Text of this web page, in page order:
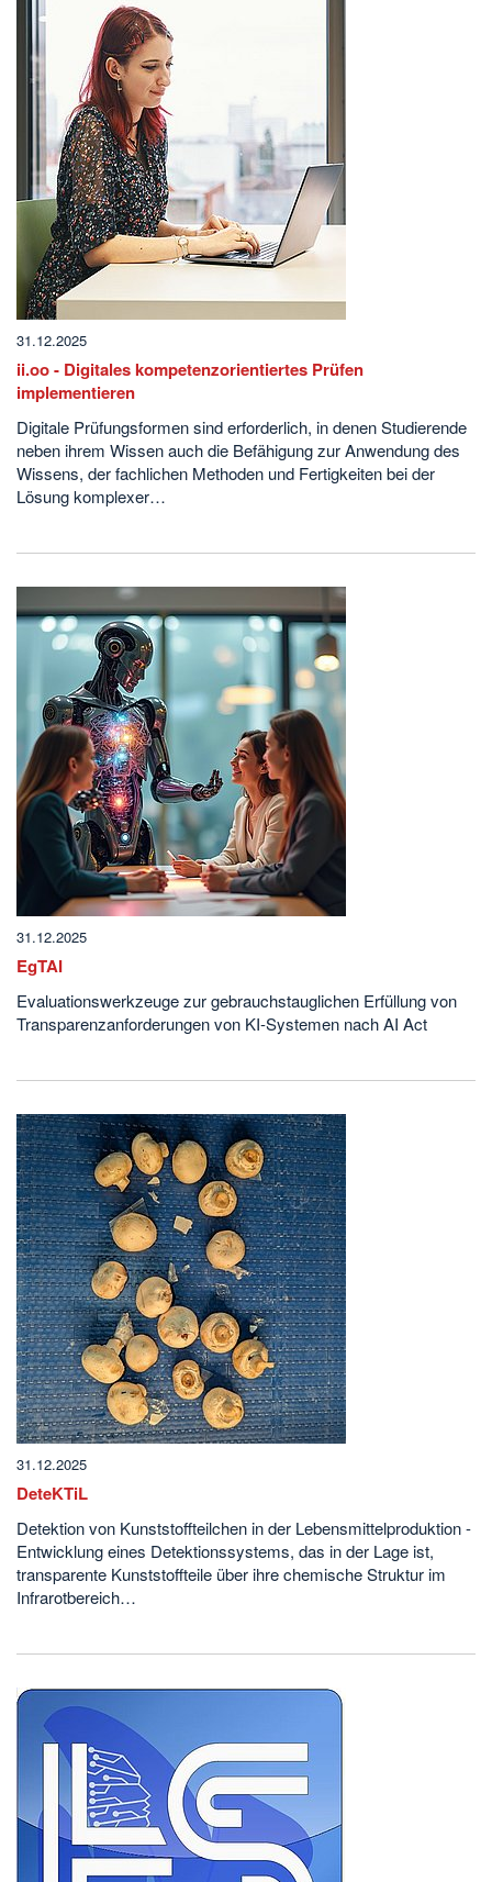
31.12.2025
ii.oo - Digitales kompetenzorientiertes Prüfen
implementieren
Digitale Prüfungsformen sind erforderlich, in denen Studierende
neben ihrem Wissen auch die Befähigung zur Anwendung des
Wissens, der fachlichen Methoden und Fertigkeiten bei der
Lösung komplexer…
31.12.2025
EgTAI
Evaluationswerkzeuge zur gebrauchstauglichen Erfüllung von
Transparenzanforderungen von KI-Systemen nach AI Act
31.12.2025
DeteKTiL
Detektion von Kunststoffteilchen in der Lebensmittelproduktion -
Entwicklung eines Detektionssystems, das in der Lage ist,
transparente Kunststoffteile über ihre chemische Struktur im
Infrarotbereich…